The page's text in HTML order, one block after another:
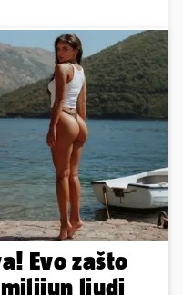
Evo zašto
ljudi